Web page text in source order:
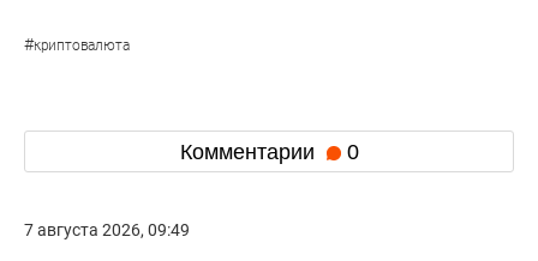
#криптовалюта
Комментарии 0
7 августа 2026, 09:49